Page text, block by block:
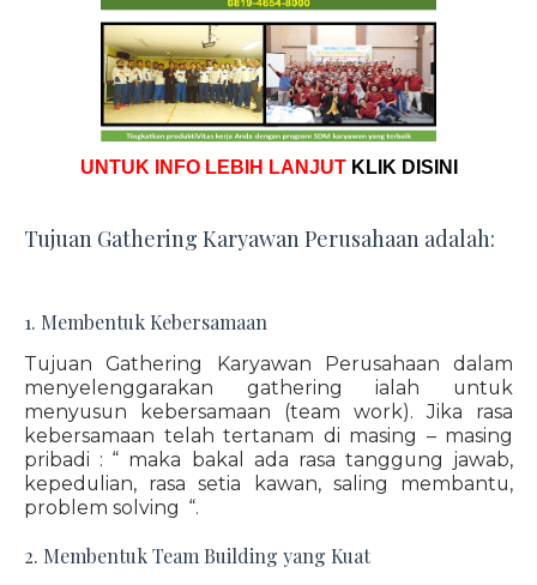
UNTUK INFO LEBIH LANJUT KLIK DISINI
Tujuan Gathering Karyawan Perusahaan adalah:
1. Membentuk Kebersamaan
Tujuan Gathering Karyawan Perusahaan dalam
menyelenggarakan gathering ialah untuk
menyusun kebersamaan (team work). Jika rasa
kebersamaan telah tertanam di masing – masing
pribadi : “ maka bakal ada rasa tanggung jawab,
kepedulian, rasa setia kawan, saling membantu,
problem solving “.
2. Membentuk Team Building yang Kuat